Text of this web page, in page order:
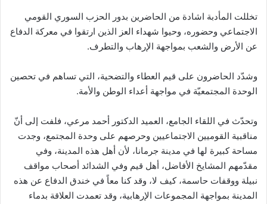
تخللت المأدبة اشادة من الحاضرين بدور الحزب السوري القومي
الاجتماعي وحضوره، وحيوا شهداء العز الذين ارتقوا في معركة الدفاع
عن الأرض والشعب بمواجهة الإرهاب والتطرف.
وشدّد الحاضرون على قيم العطاء والتضحية، التي تساهم في تحصين
الوحدة المجتمعيّة في مواجهة أعداء الوطن والأمة.
وتحدّث في اللقاء الجامع، العميد الدكتور أحمد مرعي، فلفت إلى أنّ
مناقبية القوميين الاجتماعيين وحرصهم على وحدة المجتمع، وجدت
مساحة كبيرة لها في مدينة جرمانا، لأن أهل هذه المدينة، وفي
مقدّمهم المشايخ الأفاضل، أهل قيم وفي الشدائد أصحاب مواقف
نبيلة ووقفات حاسمة، كيف لا، وقد كنا معاً في خندق الدفاع عن هذه
المدينة بمواجهة المجموعات الإرهابية، وقد تعمدت العلاقة بدماء